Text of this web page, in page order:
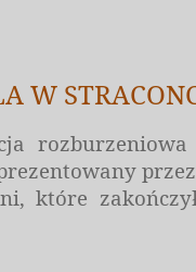
W
rozburzeniowa
które